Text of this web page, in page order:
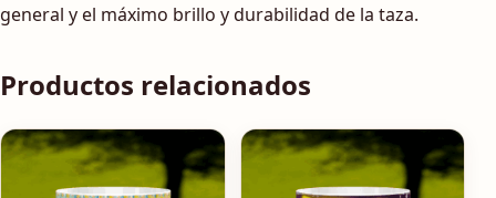
general y el máximo brillo y durabilidad de la taza.
Productos relacionados